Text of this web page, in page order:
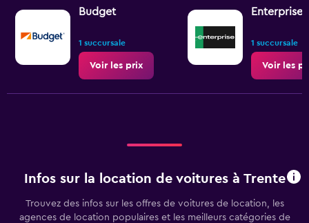
Budget
1 succursale
Voir les prix
Enterprise
1 succursale
Voir les
Infos sur la location de voitures à Trente
Trouvez des infos sur les offres de voitures de location, les
agences de location populaires et les meilleurs catégories de